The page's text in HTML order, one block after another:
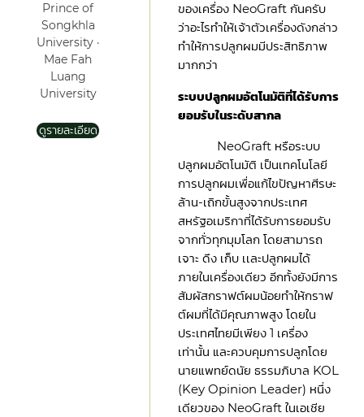
Prince of
Songkhla
University ·
Mae Fah
Luang
University
ดูรายละเอียด
ของเครื่อง NeoGraft กันครับ
ว่าอะไรทำให้เจ้าตัวเครื่องดังกล่าว
ทำให้การปลูกผมมีประสิทธิภาพ
มากกว่า
ระบบปลูกผมอัตโนมัติที่ได้รับการ
ยอมรับในระดับสากล
NeoGraft หรือระบบ
ปลูกผมอัตโนมัติ เป็นเทคโนโลยี
การปลูกผมเพื่อแก้ไขปัญหาศีรษะ
ล้าน-เถิกขั้นสูงจากประเทศ
สหรัฐอเมริกาที่ได้รับการยอมรับ
จากทั่วทุกมุมโลก โดยสามารถ
เจาะ ดึง เก็บ เเละปลูกผมได้
ภายในเครื่องเดียว อีกทั้งยังมีการ
สัมผัสกราฟต์ผมน้อยทำให้กราฟ
ต์ผมที่ได้มีคุณภาพสูง โดยใน
ประเทศไทยมีเพียง 1 เครื่อง
เท่านั้น และควบคุมการปลูกโดย
นายแพทย์ดนัย ธรรมภิบาล KOL
(Key Opinion Leader) หนึ่ง
เดียวของ NeoGraft ในเอเชีย